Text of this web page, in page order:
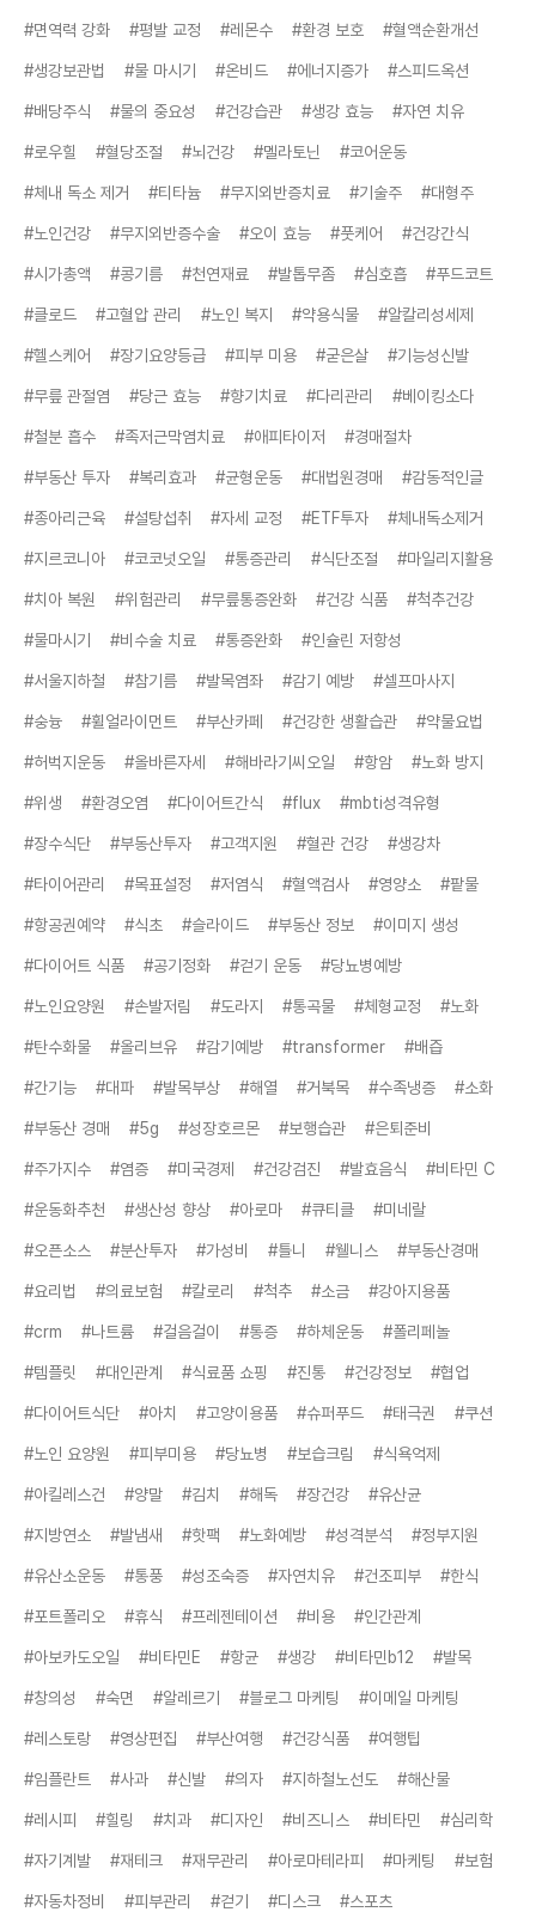
#면역력 강화 #평발 교정 #레몬수 #환경 보호 #혈액순환개선
#생강보관법 #물 마시기 #온비드 #에너지증가 #스피드옥션
#배당주식 #물의 중요성 #건강습관 #생강 효능 #자연 치유
#로우힐 #혈당조절 #뇌건강 #멜라토닌 #코어운동
#체내 독소 제거 #티타늄 #무지외반증치료 #기술주 #대형주
#노인건강 #무지외반증수술 #오이 효능 #풋케어 #건강간식
#시가총액 #콩기름 #천연재료 #발톱무좀 #심호흡 #푸드코트
#클로드 #고혈압 관리 #노인 복지 #약용식물 #알칼리성세제
#헬스케어 #장기요양등급 #피부 미용 #굳은살 #기능성신발
#무릎 관절염 #당근 효능 #향기치료 #다리관리 #베이킹소다
#철분 흡수 #족저근막염치료 #애피타이저 #경매절차
#부동산 투자 #복리효과 #균형운동 #대법원경매 #감동적인글
#종아리근육 #설탕섭취 #자세 교정 #ETF투자 #체내독소제거
#지르코니아 #코코넛오일 #통증관리 #식단조절 #마일리지활용
#치아 복원 #위험관리 #무릎통증완화 #건강 식품 #척추건강
#물마시기 #비수술 치료 #통증완화 #인슐린 저항성
#서울지하철 #참기름 #발목염좌 #감기 예방 #셀프마사지
#숭늉 #휠얼라이먼트 #부산카페 #건강한 생활습관 #약물요법
#허벅지운동 #올바른자세 #해바라기씨오일 #항암 #노화 방지
#위생 #환경오염 #다이어트간식 #flux #mbti성격유형
#장수식단 #부동산투자 #고객지원 #혈관 건강 #생강차
#타이어관리 #목표설정 #저염식 #혈액검사 #영양소 #팥물
#항공권예약 #식초 #슬라이드 #부동산 정보 #이미지 생성
#다이어트 식품 #공기정화 #걷기 운동 #당뇨병예방
#노인요양원 #손발저림 #도라지 #통곡물 #체형교정 #노화
#탄수화물 #올리브유 #감기예방 #transformer #배즙
#간기능 #대파 #발목부상 #해열 #거북목 #수족냉증 #소화
#부동산 경매 #5g #성장호르몬 #보행습관 #은퇴준비
#주가지수 #염증 #미국경제 #건강검진 #발효음식 #비타민 C
#운동화추천 #생산성 향상 #아로마 #큐티클 #미네랄
#오픈소스 #분산투자 #가성비 #틀니 #웰니스 #부동산경매
#요리법 #의료보험 #칼로리 #척추 #소금 #강아지용품
#crm #나트륨 #걸음걸이 #통증 #하체운동 #폴리페놀
#템플릿 #대인관계 #식료품 쇼핑 #진통 #건강정보 #협업
#다이어트식단 #아치 #고양이용품 #슈퍼푸드 #태극권 #쿠션
#노인 요양원 #피부미용 #당뇨병 #보습크림 #식욕억제
#아킬레스건 #양말 #김치 #해독 #장건강 #유산균
#지방연소 #발냄새 #핫팩 #노화예방 #성격분석 #정부지원
#유산소운동 #통풍 #성조숙증 #자연치유 #건조피부 #한식
#포트폴리오 #휴식 #프레젠테이션 #비용 #인간관계
#아보카도오일 #비타민E #항균 #생강 #비타민b12 #발목
#창의성 #숙면 #알레르기 #블로그 마케팅 #이메일 마케팅
#레스토랑 #영상편집 #부산여행 #건강식품 #여행팁
#임플란트 #사과 #신발 #의자 #지하철노선도 #해산물
#레시피 #힐링 #치과 #디자인 #비즈니스 #비타민 #심리학
#자기계발 #재테크 #재무관리 #아로마테라피 #마케팅 #보험
#자동차정비 #피부관리 #걷기 #디스크 #스포츠